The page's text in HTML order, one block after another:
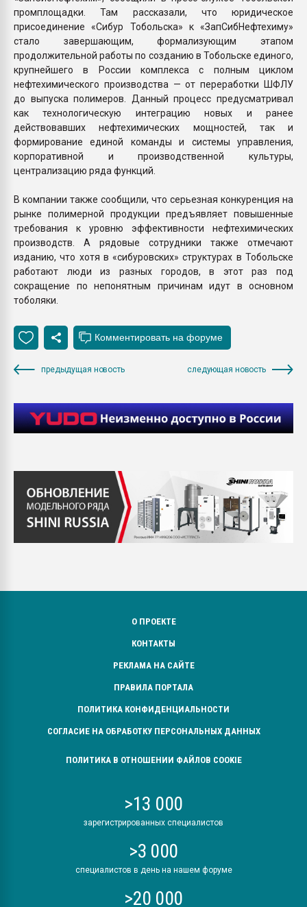
промплощадки. Там рассказали, что юридическое
присоединение «Сибур Тобольска» к «ЗапСибНефтехиму»
стало завершающим, формализующим этапом
продолжительной работы по созданию в Тобольске единого,
крупнейшего в России комплекса с полным циклом
нефтехимического производства — от переработки ШФЛУ
до выпуска полимеров. Данный процесс предусматривал
как технологическую интеграцию новых и ранее
действовавших нефтехимических мощностей, так и
формирование единой команды и системы управления,
корпоративной и производственной культуры,
централизацию ряда функций.
В компании также сообщили, что серьезная конкуренция на
рынке полимерной продукции предъявляет повышенные
требования к уровню эффективности нефтехимических
производств. А рядовые сотрудники также отмечают
изданию, что хотя в «сибуровских» структурах в Тобольске
работают люди из разных городов, в этот раз под
сокращение по непонятным причинам идут в основном
тоболяки.
предыдущая новость следующая новость
О ПРОЕКТЕ
КОНТАКТЫ
РЕКЛАМА НА САЙТЕ
ПРАВИЛА ПОРТАЛА
ПОЛИТИКА КОНФИДЕНЦИАЛЬНОСТИ
СОГЛАСИЕ НА ОБРАБОТКУ ПЕРСОНАЛЬНЫХ ДАННЫХ
ПОЛИТИКА В ОТНОШЕНИИ ФАЙЛОВ COOKIE
>13 000
зарегистрированных специалистов
>3 000
специалистов в день на нашем форуме
>20 000